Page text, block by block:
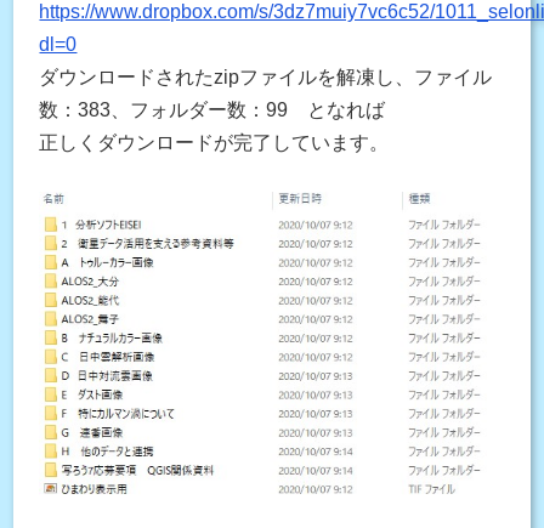
https://www.dropbox.com/s/3dz7muiy7vc6c52/
dl=0
ダウンロードされたzipファイルを解凍し、ファイル
数：383、フォルダー数：99 となれば
正しくダウンロードが完了しています。